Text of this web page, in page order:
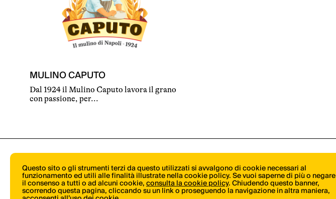
MULINO CAPUTO
Dal 1924 il Mulino Caputo lavora il grano
con passione, per...
Questo sito o gli strumenti terzi da questo utilizzati si avvalgono di cookie necessari al
funzionamento ed utili alle finalità illustrate nella cookie policy. Se vuoi saperne di più o negare
il consenso a tutti o ad alcuni cookie,consulta la cookie policy. Chiudendo questo banner,
scorrendo questa pagina, cliccando su un link o proseguendo la navigazione in altra maniera,